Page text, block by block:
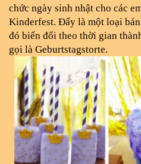
chức ngày sinh nhật cho các
Kinderfest. Đấy là một loại
đó biến đổi theo thời gian
gọi là Geburtstagstorte.